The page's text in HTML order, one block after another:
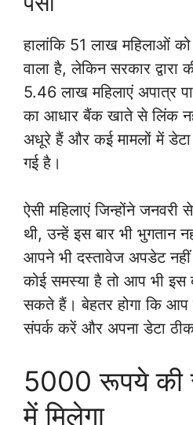
हालांकि 51 लाख महिलाओं
वाला है, लेकिन सरकार
5.46 लाख महिलाएं अपात्र
का आधार बैंक खाते से लिंक
अधूरे हैं और कई मामलों में डेटा
गई है।
ऐसी महिलाएं जिन्होंने जनवरी से
थी, उन्हें इस बार भी भुगतान
आपने भी दस्तावेज अपडेट
कोई समस्या है तो आप भी इस
सकते हैं। बेहतर होगा कि आप
संपर्क करें और अपना डेटा
5000 रूपये की
में मिलेगा